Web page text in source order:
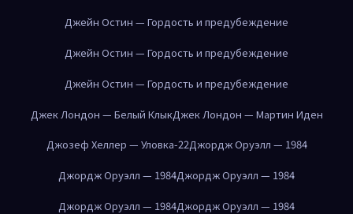
Джейн Остин — Гордость и предубеждение
Джейн Остин — Гордость и предубеждение
Джейн Остин — Гордость и предубеждение
Джек Лондон — Белый КлыкДжек Лондон — Мартин Иден
Джозеф Хеллер — Уловка-22Джордж Оруэлл — 1984
Джордж Оруэлл — 1984Джордж Оруэлл — 1984
Джордж Оруэлл — 1984Джордж Оруэлл — 1984